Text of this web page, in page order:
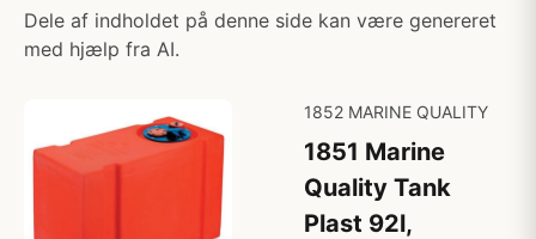
Dele af indholdet på denne side kan være genereret
med hjælp fra AI.
1852 MARINE QUALITY
1851 Marine
Quality Tank
Plast 92l,